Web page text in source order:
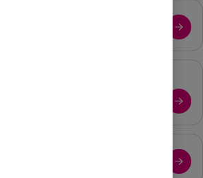
och din faktura.
och andra smarta
läs mer om leveransprocessen.